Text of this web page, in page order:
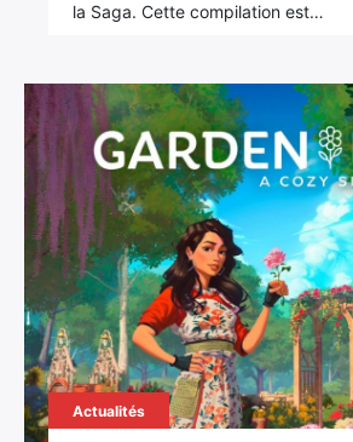
la Saga. Cette compilation est…
Actualités